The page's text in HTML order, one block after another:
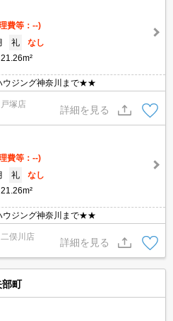
費等：--)
礼
なし
21.26m²
ウジング神奈川まで★★
塚店
詳細を見る
費等：--)
礼
なし
21.26m²
ウジング神奈川まで★★
俣川店
詳細を見る
町